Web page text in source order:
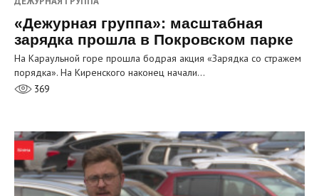
«Дежурная группа»: масштабная
зарядка прошла в Покровском парке
На Караульной горе прошла бодрая акция «Зарядка со стражем
порядка». На Киренского наконец начали…
369